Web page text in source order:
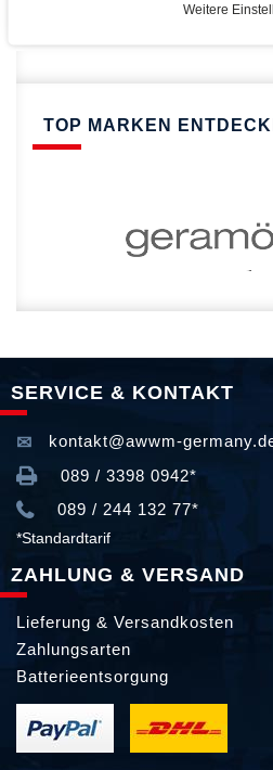
TOP MARKEN
SERVICE & KONTAKT
kontakt@awwm-
089 / 3398 0942*
089 / 244 132 77*
*Standardtarif
ZAHLUNG & VERSAND
Lieferung & Versandkosten
Zahlungsarten
Batterieentsorgung
Weitere